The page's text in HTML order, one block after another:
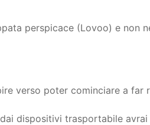
perspicace (Lovoo) e non
verso poter cominciare a far
dispositivi trasportabile